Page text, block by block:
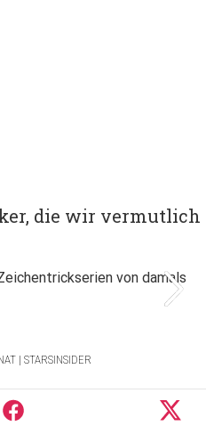
die wir vermutlich
| STARSINSIDER